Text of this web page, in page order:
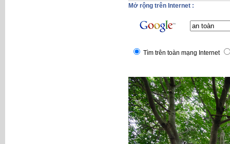
Mở rộng trên Internet :
Tìm trên toàn mạng Internet